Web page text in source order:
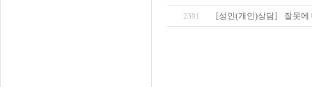
2391 [성인(개인)상담] 잘못에